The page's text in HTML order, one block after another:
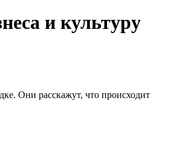
и культуру
Они расскажут, что происходит